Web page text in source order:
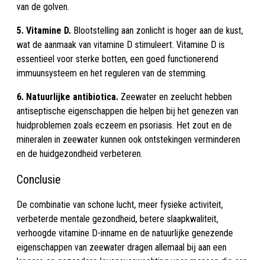
van de golven.
5. Vitamine D. Blootstelling aan zonlicht is hoger aan de kust,
wat de aanmaak van vitamine D stimuleert. Vitamine D is
essentieel voor sterke botten, een goed functionerend
immuunsysteem en het reguleren van de stemming.
6. Natuurlijke antibiotica. Zeewater en zeelucht hebben
antiseptische eigenschappen die helpen bij het genezen van
huidproblemen zoals eczeem en psoriasis. Het zout en de
mineralen in zeewater kunnen ook ontstekingen verminderen
en de huidgezondheid verbeteren.
Conclusie
De combinatie van schone lucht, meer fysieke activiteit,
verbeterde mentale gezondheid, betere slaapkwaliteit,
verhoogde vitamine D-inname en de natuurlijke genezende
eigenschappen van zeewater dragen allemaal bij aan een